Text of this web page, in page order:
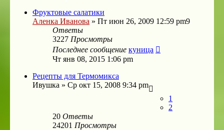
Фруктовые салатики
Аленка Иванова » Пт июн 26, 2009 12:59 pm9
Ответы
3227 Просмотры
Последнее сообщение куница
Чт янв 08, 2015 1:06 pm
Рецепты для Термомикса
Ивушка » Ср окт 15, 2008 9:34 pm
1
2
20 Ответы
24201 Просмотры